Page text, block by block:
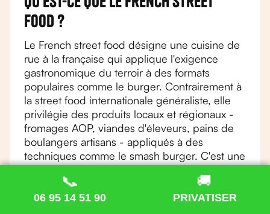
food ?
Le French street food désigne une cuisine de
rue à la française qui applique l'exigence
gastronomique du terroir à des formats
populaires comme le burger. Contrairement à
la street food internationale généraliste, elle
privilégie des produits locaux et régionaux -
fromages AOP, viandes d'éleveurs, pains de
boulangers artisans - appliqués à des
techniques comme le smash burger. C'est une
gastronomie de rue assumée, pensée pour
des événements comme des mariages,
séminaires ou privatisations de food truck.
📞
06 95 14 51 90
🚚
PRIVATISER
📞
06 95 14 51 90
🚚
PRIVATISER